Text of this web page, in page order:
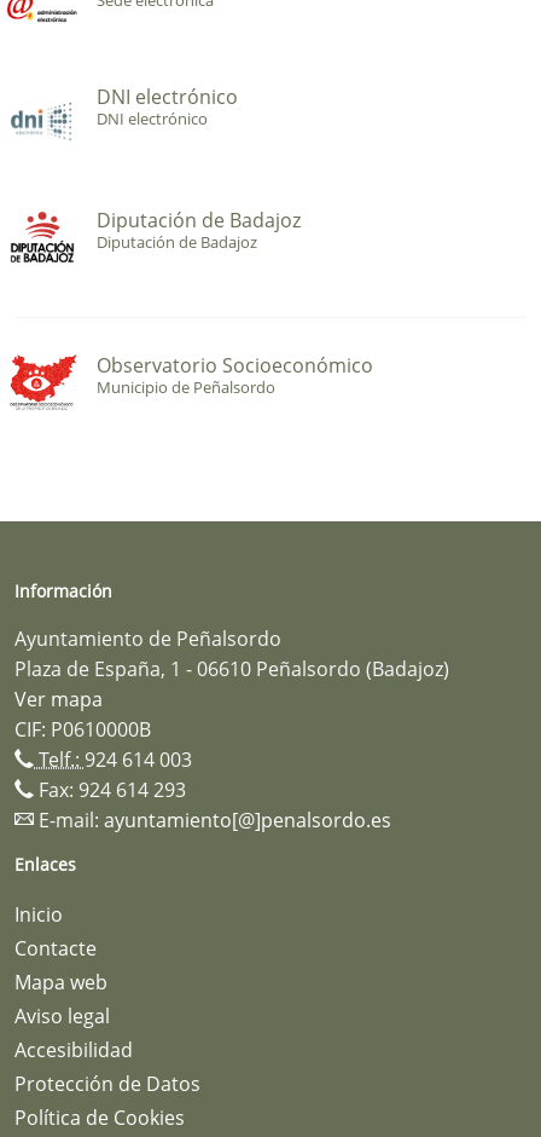
DNI electrónico
DNI electrónico
Diputación de Badajoz
Diputación de Badajoz
Observatorio Socioeconómico
Municipio de Peñalsordo
Información
Ayuntamiento de Peñalsordo
Plaza de España, 1 - 06610 Peñalsordo (Badajoz)
Ver mapa
CIF: P0610000B
Telf.: 924 614 003
Fax: 924 614 293
E-mail: ayuntamiento[@]penalsordo.es
Enlaces
Inicio
Contacte
Mapa web
Aviso legal
Accesibilidad
Protección de Datos
Política de Cookies